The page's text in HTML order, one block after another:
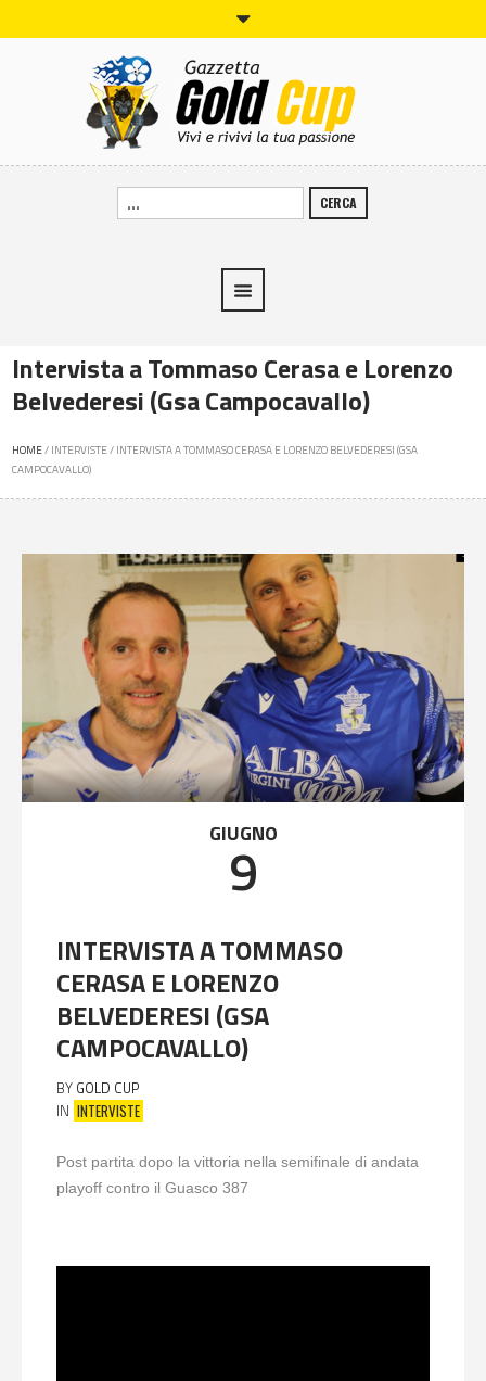
CERCA
Intervista a Tommaso Cerasa e Lorenzo
Belvederesi (Gsa Campocavallo)
HOME/ INTERVISTE/ INTERVISTA A TOMMASO CERASA E LORENZO BELVEDERESI (GSA
CAMPOCAVALLO)
GIUGNO
9
INTERVISTA A TOMMASO
CERASA E LORENZO
BELVEDERESI (GSA
CAMPOCAVALLO)
BY GOLD CUP
IN INTERVISTE
Post partita dopo la vittoria nella semifinale di andata
playoff contro il Guasco 387